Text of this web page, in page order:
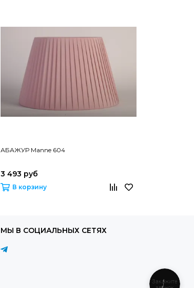
АБАЖУР Manne 604
3 493 руб
В корзину
МЫ В СОЦИАЛЬНЫХ СЕТЯХ
Закажите